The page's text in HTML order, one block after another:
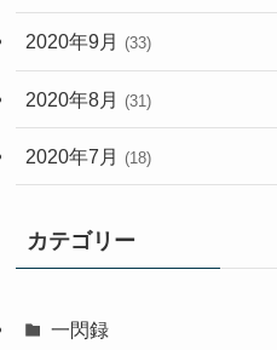
2020年9月 (33)
2020年8月 (31)
2020年7月 (18)
カテゴリー
一閃録